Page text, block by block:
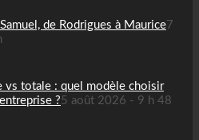
de Rodrigues à Maurice7
vs totale : quel modèle choisir
?5 août 2026 - 9 h 48